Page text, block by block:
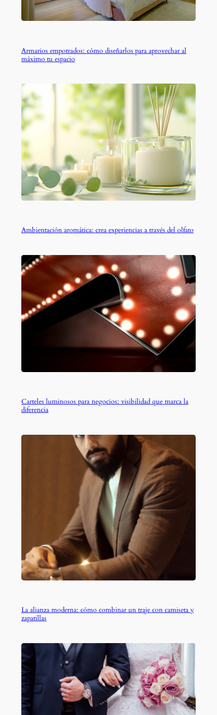
Armarios empotrados: cómo diseñarlos para aprovechar al
máximo tu espacio
Ambientación aromática: crea experiencias a través del olfato
Carteles luminosos para negocios: visibilidad que marca la
diferencia
La alianza moderna: cómo combinar un traje con camiseta y
zapatillas